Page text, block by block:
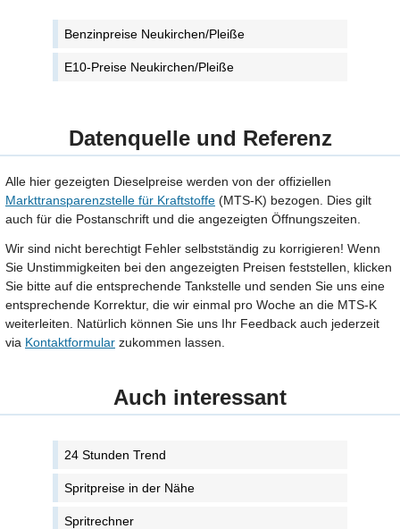
Benzinpreise Neukirchen/Pleiße
E10-Preise Neukirchen/Pleiße
Datenquelle und Referenz
Alle hier gezeigten Dieselpreise werden von der offiziellen
Markttransparenzstelle für Kraftstoffe (MTS-K) bezogen. Dies gilt
auch für die Postanschrift und die angezeigten Öffnungszeiten.
Wir sind nicht berechtigt Fehler selbstständig zu korrigieren! Wenn
Sie Unstimmigkeiten bei den angezeigten Preisen feststellen, klicken
Sie bitte auf die entsprechende Tankstelle und senden Sie uns eine
entsprechende Korrektur, die wir einmal pro Woche an die MTS-K
weiterleiten. Natürlich können Sie uns Ihr Feedback auch jederzeit
via Kontaktformular zukommen lassen.
Auch interessant
24 Stunden Trend
Spritpreise in der Nähe
Spritrechner